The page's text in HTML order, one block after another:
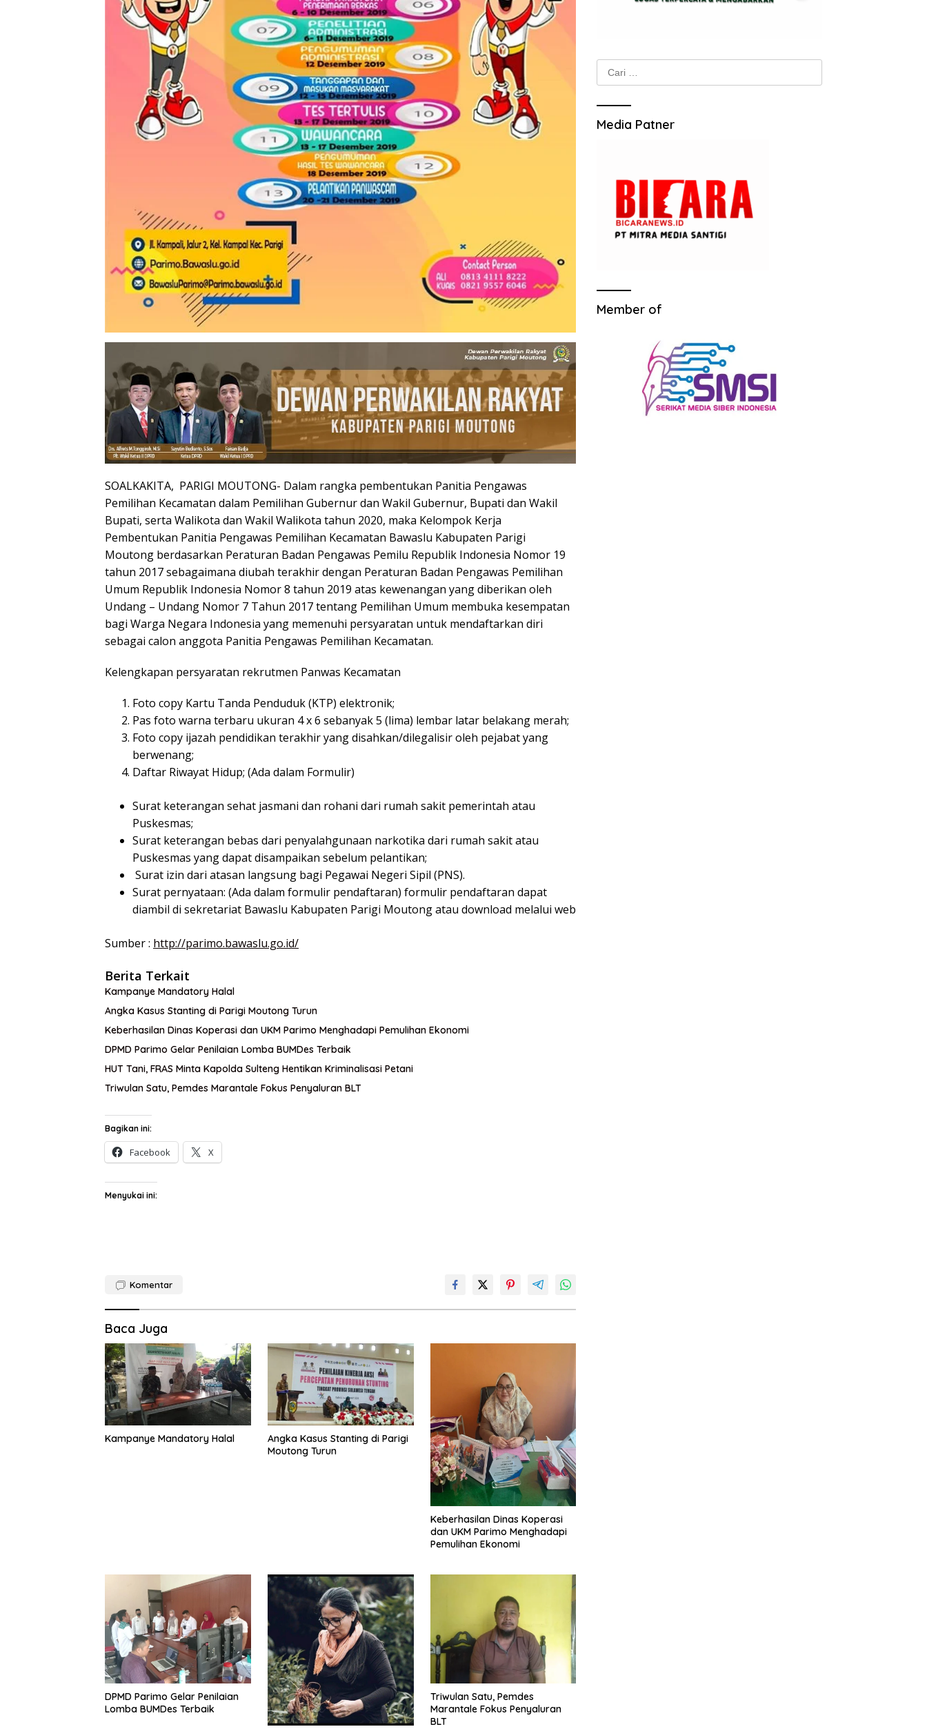
SOALKAKITA, PARIGI MOUTONG- Dalam rangka pembentukan Panitia Pengawas
Pemilihan Kecamatan dalam Pemilihan Gubernur dan Wakil Gubernur, Bupati dan Wakil
Bupati, serta Walikota dan Wakil Walikota tahun 2020, maka Kelompok Kerja
Pembentukan Panitia Pengawas Pemilihan Kecamatan Bawaslu Kabupaten Parigi
Moutong berdasarkan Peraturan Badan Pengawas Pemilu Republik Indonesia Nomor 19
tahun 2017 sebagaimana diubah terakhir dengan Peraturan Badan Pengawas Pemilihan
Umum Republik Indonesia Nomor 8 tahun 2019 atas kewenangan yang diberikan oleh
Undang – Undang Nomor 7 Tahun 2017 tentang Pemilihan Umum membuka kesempatan
bagi Warga Negara Indonesia yang memenuhi persyaratan untuk mendaftarkan diri
sebagai calon anggota Panitia Pengawas Pemilihan Kecamatan.
Kelengkapan persyaratan rekrutmen Panwas Kecamatan
Foto copy Kartu Tanda Penduduk (KTP) elektronik;
Pas foto warna terbaru ukuran 4 x 6 sebanyak 5 (lima) lembar latar belakang merah;
Foto copy ijazah pendidikan terakhir yang disahkan/dilegalisir oleh pejabat yang
berwenang;
Daftar Riwayat Hidup; (Ada dalam Formulir)
Surat keterangan sehat jasmani dan rohani dari rumah sakit pemerintah atau
Puskesmas;
Surat keterangan bebas dari penyalahgunaan narkotika dari rumah sakit atau
Puskesmas yang dapat disampaikan sebelum pelantikan;
Surat izin dari atasan langsung bagi Pegawai Negeri Sipil (PNS).
Surat pernyataan: (Ada dalam formulir pendaftaran) formulir pendaftaran dapat
diambil di sekretariat Bawaslu Kabupaten Parigi Moutong atau download melalui web
Sumber : http://parimo.bawaslu.go.id/
Berita Terkait
Kampanye Mandatory Halal
Angka Kasus Stanting di Parigi Moutong Turun
Keberhasilan Dinas Koperasi dan UKM Parimo Menghadapi Pemulihan Ekonomi
DPMD Parimo Gelar Penilaian Lomba BUMDes Terbaik
HUT Tani, FRAS Minta Kapolda Sulteng Hentikan Kriminalisasi Petani
Triwulan Satu, Pemdes Marantale Fokus Penyaluran BLT
Bagikan ini:
Facebook X
Menyukai ini:
Komentar
Baca Juga
Kampanye Mandatory Halal
Angka Kasus Stanting di Parigi
Moutong Turun
Keberhasilan Dinas Koperasi
dan UKM Parimo Menghadapi
Pemulihan Ekonomi
DPMD Parimo Gelar Penilaian
Lomba BUMDes Terbaik
Triwulan Satu, Pemdes
Marantale Fokus Penyaluran
BLT
Cari
untuk:
Media Patner
Member of